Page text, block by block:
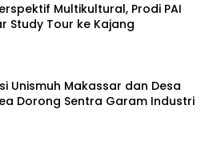
Multikultural, Prodi PAI
Study Tour ke Kajang
Unismuh Makassar dan Desa
Dorong Sentra Garam Industri